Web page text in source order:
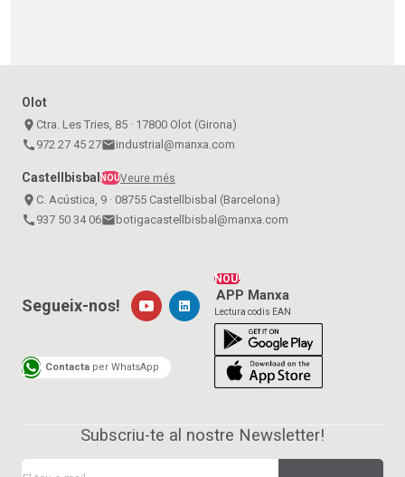
Olot
place Ctra. Les Tries, 85 · 17800 Olot (Girona)
call 972 27 45 27emailindustrial@manxa.com
Castellbisbal NOUVeure més
place C. Acústica, 9 · 08755 Castellbisbal (Barcelona)
call 937 50 34 06email botigacastellbisbal@manxa.com
NOU!
APP Manxa
Lectura codis EAN
Segueix-nos!
Contacta per WhatsApp
Subscriu-te al nostre Newsletter!